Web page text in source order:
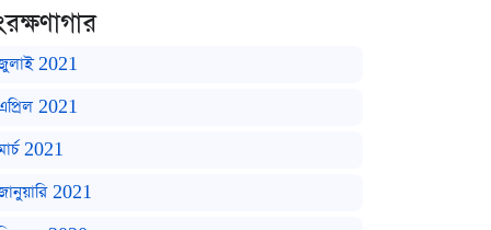
2021
2021
2021
2021